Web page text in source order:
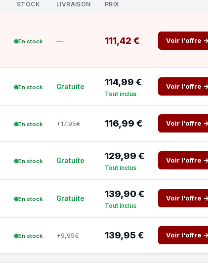
STOCK LIVRAISON PRIX
En stock — 111,42 € Voir l'offre →
En stock Gratuite 114,99 €
Tout inclus
Voir l'offre →
En stock +17,95€ 116,99 € Voir l'offre →
En stock Gratuite 129,99 €
Tout inclus
Voir l'offre →
En stock Gratuite 139,90 €
Tout inclus
Voir l'offre →
En stock +9,95€ 139,95 € Voir l'offre →